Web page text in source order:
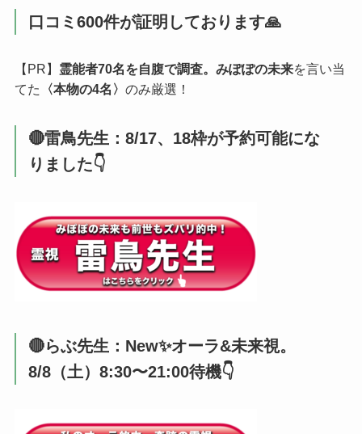
口コミ600件が証明しております🙏
【PR】 霊能者70名を自腹で調査。みぽぽの未来を言い当
てた
〈本物の4名〉 のみ厳選！
🔴雷鳥先生：8/17、18枠が予約可能にな
りました👇️
🔴らぶ先生：New✨オーラ&未来視。
8/8（土）8:30〜21:00待機👇️